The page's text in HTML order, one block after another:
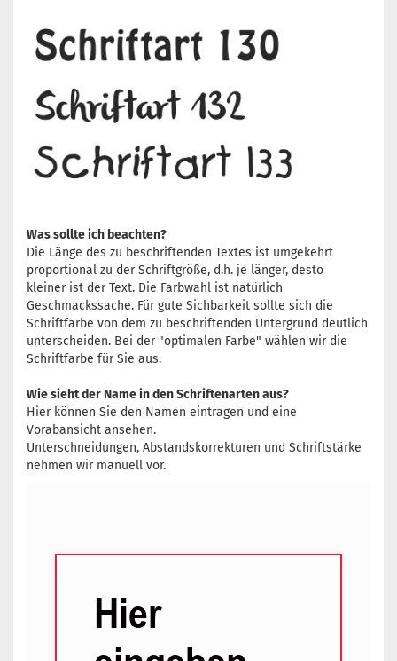
Was sollte ich beachten?
Die Länge des zu beschriftenden Textes ist umgekehrt
proportional zu der Schriftgröße, d.h. je länger, desto
kleiner ist der Text. Die Farbwahl ist natürlich
Geschmackssache. Für gute Sichbarkeit sollte sich die
Schriftfarbe von dem zu beschriftenden Untergrund deutlich
unterscheiden. Bei der "optimalen Farbe" wählen wir die
Schriftfarbe für Sie aus.
Wie sieht der Name in den Schriftenarten aus?
Hier können Sie den Namen eintragen und eine
Vorabansicht ansehen.
Unterschneidungen, Abstandskorrekturen und Schriftstärke
nehmen wir manuell vor.